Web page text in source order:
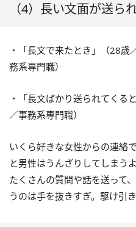
（4）長い文面が送ら
・「長文で来たとき」（28
務系専門職）
・「長文ばかり送られてくる
／事務系専門職）
いくら好きな女性からの連絡
と男性はうんざりしてしまう
たくさんの質問や話を送って
うのは手を抜きすぎ。駆け引